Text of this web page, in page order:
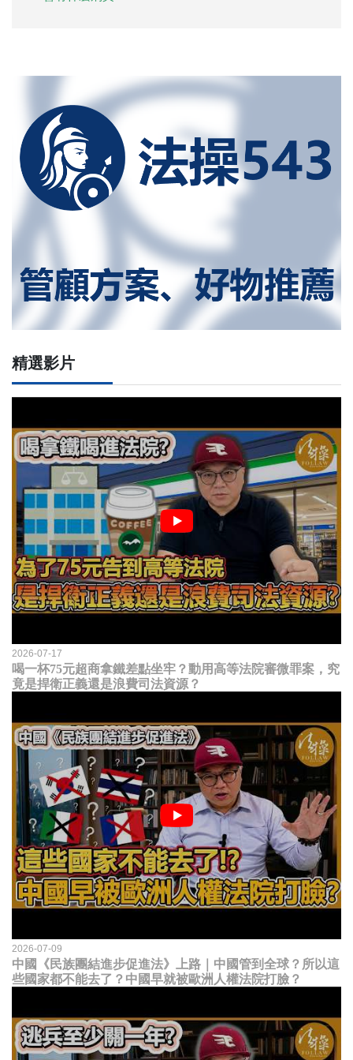
精選影片
2026-07-17
喝一杯75元超商拿鐵差點坐牢？動用高等法院審微罪案，究
竟是捍衛正義還是浪費司法資源？
2026-07-09
中國《民族團結進步促進法》上路｜中國管到全球？所以這
些國家都不能去了？中國早就被歐洲人權法院打臉？